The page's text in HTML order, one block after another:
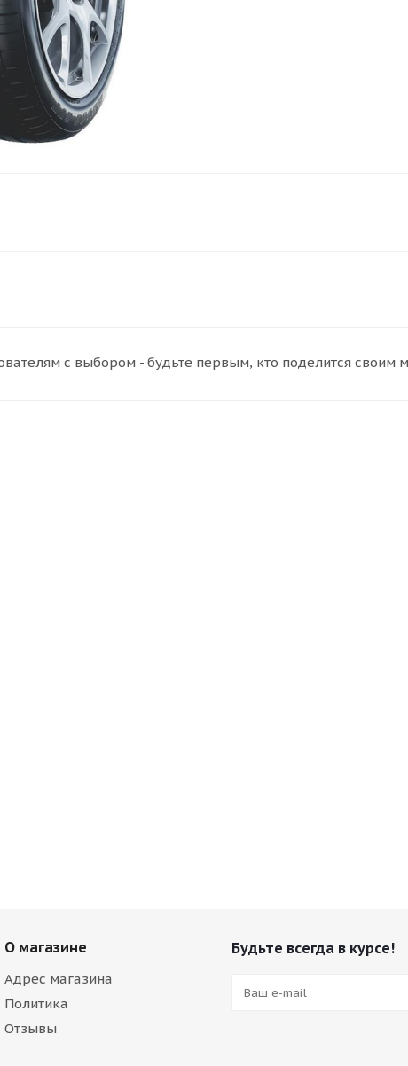
с выбором - будьте первым, кто поделится своим
О магазине
Адрес магазина
Политика
Отзывы
Будьте всегда в курсе!